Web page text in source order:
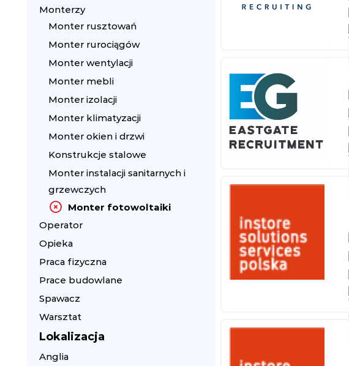
Monterzy
Monter rusztowań
Monter rurociągów
Monter wentylacji
Monter mebli
Monter izolacji
Monter klimatyzacji
Monter okien i drzwi
Konstrukcje stalowe
Monter instalacji sanitarnych i
grzewczych
Monter fotowoltaiki
Operator
Opieka
Praca fizyczna
Prace budowlane
Spawacz
Warsztat
Lokalizacja
Anglia